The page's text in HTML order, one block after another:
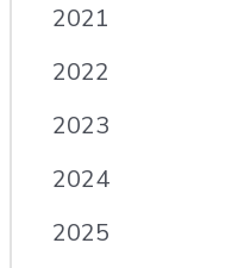
2021
2022
2023
2024
2025